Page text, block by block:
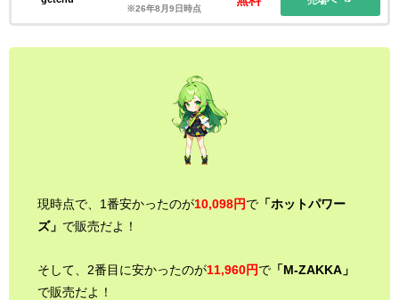
※26年8月9日時点
現時点で、1番安かったのが10,098円で 「ホットパワー
ズ」 で販売だよ！
そして、2番目に安かったのが11,960円で 「M-ZAKKA」
で販売だよ！